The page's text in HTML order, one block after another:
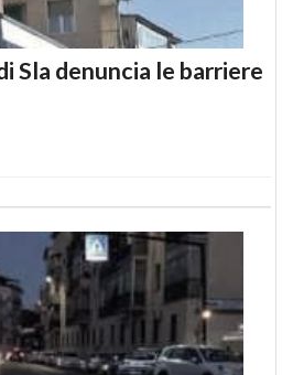
Sla denuncia le barriere